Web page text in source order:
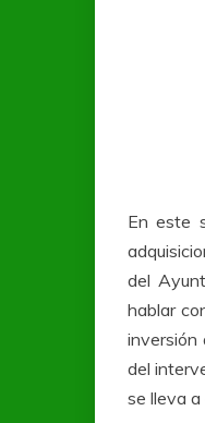
En este
del
hablar
inversión
del
se lleva